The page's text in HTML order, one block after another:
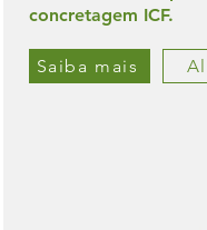
concretagem ICF.
Saiba mais